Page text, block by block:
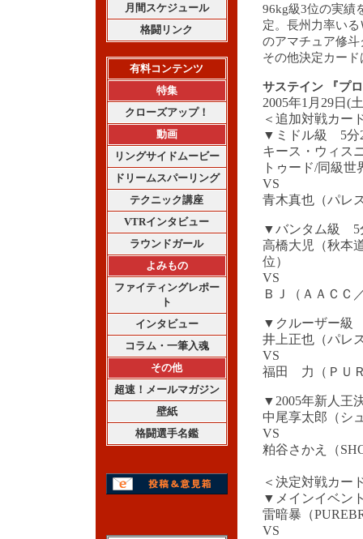
月間スケジュール
格闘リンク
有料コンテンツ
特集
クローズアップ！
動画
リングサイドムービー
ドリームスパーリング
テクニック講座
VTRインタビュー
ラウンドガール
よみもの
ファイティングレポー
ト
インタビュー
コラム・一筆入魂
その他
超速！メールマガジン
壁紙
格闘選手名鑑
96kg級3位の実績
定。長州力率い
のアマチュア修
その他決定カー
サステイン 『プ
2005年1月29日(
＜追加対戦カー
▼ミドル級 5分
キース・ウィス
トゥード/同級世
VS
青木真也（パレ
▼バンタム級 5
高橋大児（秋本
位）
VS
ＢＪ（ＡＡＣＣ
▼クルーザー級
井上正也（パレ
VS
福田 力（ＰＵ
▼2005年新人王
中尾享太郎（シ
VS
粕谷さかえ（
＜決定対戦カー
▼メインイベン
雷暗暴（
VS